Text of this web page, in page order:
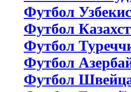
Футбол
Футбол
Футбол
Футбол
Футбол